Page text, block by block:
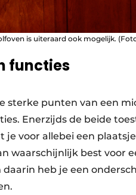
is uiteraard ook mogelijk.
functies
sterke punten van een
Enerzijds de beide
je voor allebei een
waarschijnlijk best voor
heb je een